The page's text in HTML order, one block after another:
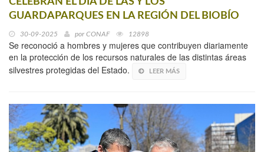
GUARDAPARQUES EN LA REGIÓN DEL BIOBÍO
30-09-2025 por CONAF 12898
Se reconoció a hombres y mujeres que contribuyen diariamente
en la protección de los recursos naturales de las distintas áreas
silvestres protegidas del Estado.
LEER MÁS